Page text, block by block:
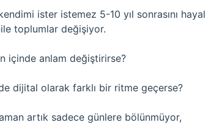
ister istemez 5-10 yıl sonrasını hayal
toplumlar değişiyor.
içinde anlam değiştirirse?
dijital olarak farklı bir ritme geçerse?
artık sadece günlere bölünmüyor,